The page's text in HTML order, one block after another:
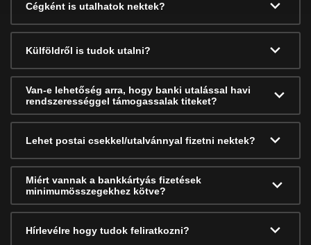
Cégként is utalhatok nektek?
Külföldről is tudok utalni?
Van-e lehetőség arra, hogy banki utalással havi
rendszerességgel támogassalak titeket?
Lehet postai csekkel/utalvánnyal fizetni nektek?
Miért vannak a bankkártyás fizetések
minimumösszegekhez kötve?
Hírlevélre hogy tudok feliratkozni?